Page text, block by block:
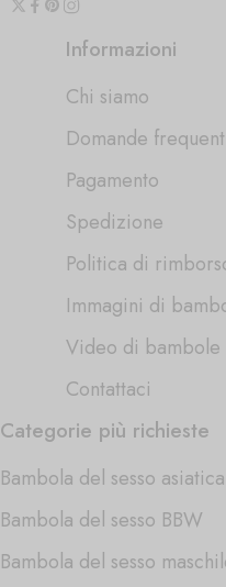
Informazioni
Chi siamo
Domande
Pagamento
Spedizione
Politica di
Immagini di
Video di bambole
Contattaci
Categorie più richieste
Bambola del sesso asiatica
Bambola del sesso BBW
Bambola del sesso